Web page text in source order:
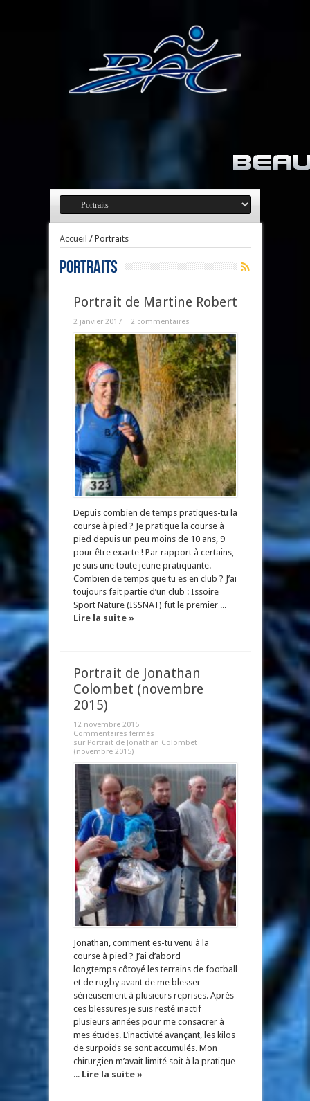
Accueil / Portraits
Portraits
Portrait de Martine Robert
2 janvier 2017 2 commentaires
Depuis combien de temps pratiques-tu la
course à pied ? Je pratique la course à
pied depuis un peu moins de 10 ans, 9
pour être exacte ! Par rapport à certains,
je suis une toute jeune pratiquante.
Combien de temps que tu es en club ? J’ai
toujours fait partie d’un club : Issoire
Sport Nature (ISSNAT) fut le premier ...
Lire la suite »
Portrait de Jonathan
Colombet (novembre
2015)
12 novembre 2015
Commentaires fermés
sur Portrait de Jonathan Colombet
(novembre 2015)
Jonathan, comment es-tu venu à la
course à pied ? J’ai d’abord
longtemps côtoyé les terrains de football
et de rugby avant de me blesser
sérieusement à plusieurs reprises. Après
ces blessures je suis resté inactif
plusieurs années pour me consacrer à
mes études. L’inactivité avançant, les kilos
de surpoids se sont accumulés. Mon
chirurgien m’avait limité soit à la pratique
... Lire la suite »